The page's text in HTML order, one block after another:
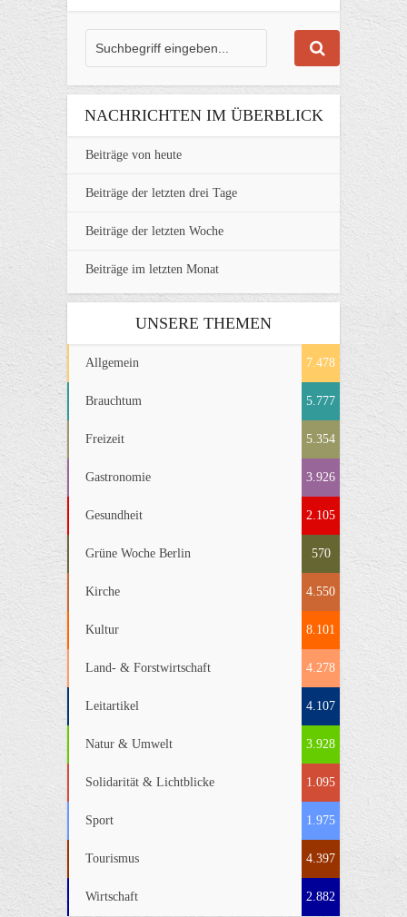
NACHRICHTEN IM ÜBERBLICK
Beiträge von heute
Beiträge der letzten drei Tage
Beiträge der letzten Woche
Beiträge im letzten Monat
UNSERE THEMEN
Allgemein 7.478
Brauchtum 5.777
Freizeit 5.354
Gastronomie 3.926
Gesundheit 2.105
Grüne Woche Berlin 570
Kirche 4.550
Kultur 8.101
Land- & Forstwirtschaft 4.278
Leitartikel 4.107
Natur & Umwelt 3.928
Solidarität & Lichtblicke 1.095
Sport 1.975
Tourismus 4.397
Wirtschaft 2.882